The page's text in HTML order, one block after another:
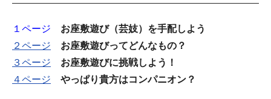
１ページ
お座敷遊び（芸妓）を手配しよう
２ページ
お座敷遊びってどんなもの？
３ページ
お座敷遊びに挑戦しよう！
４ページ
やっぱり貴方はコンパニオン？